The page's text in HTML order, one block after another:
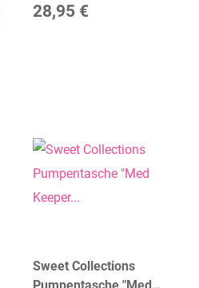
28,95 €
Sweet Collections